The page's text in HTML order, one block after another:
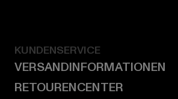
KUNDENSERVICE
VERSANDINFORMATIONEN
RETOURENCENTER